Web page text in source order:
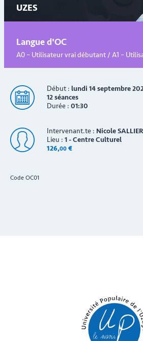
UZES
Langue d'OC
A0 – Utilisateur vrai débutant / A1 –
Début : lundi 14 septembre
12 séances
Durée : 01:30
Intervenant.te : Nicole SALLIER
Lieu : 1 - Centre Culturel
126,00 €
Code OC01